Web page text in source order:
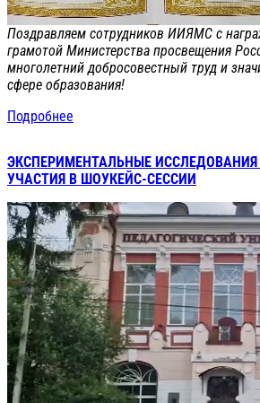
Поздравляем сотрудников ИИЯМС с
грамотой Министерства просвещения
многолетний добросовестный труд и
сфере образования!
Подробнее
ЭКСПЕРИМЕНТАЛЬНЫЕ
УЧАСТИЯ В ШОУКЕЙС-СЕССИИ